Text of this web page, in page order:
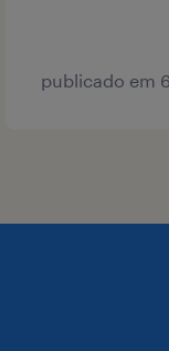
publicado em